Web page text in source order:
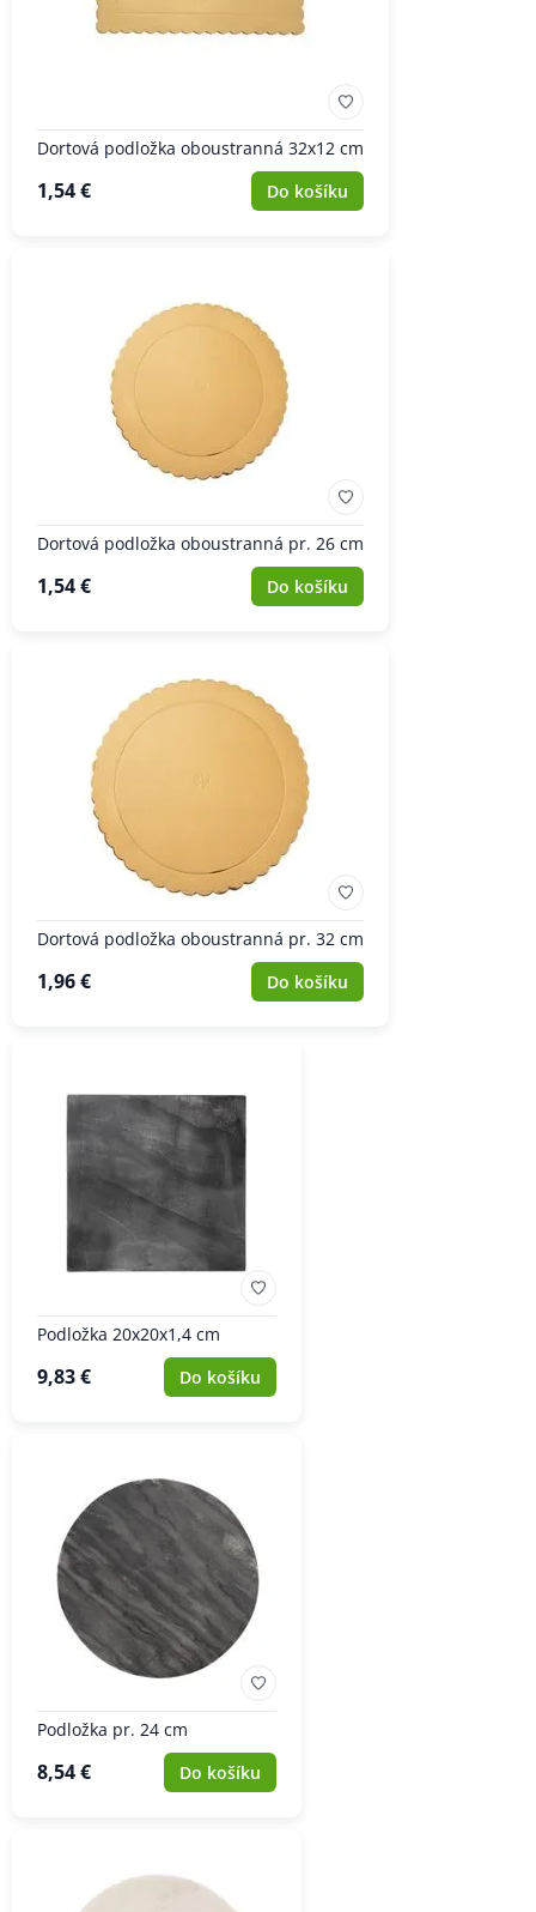
Dortová podložka oboustranná 32x12 cm
1,54 € Do košíku
Dortová podložka oboustranná pr. 26 cm
1,54 € Do košíku
Dortová podložka oboustranná pr. 32 cm
1,96 € Do košíku
Podložka 20x20x1,4 cm
9,83 € Do košíku
Podložka pr. 24 cm
8,54 € Do košíku